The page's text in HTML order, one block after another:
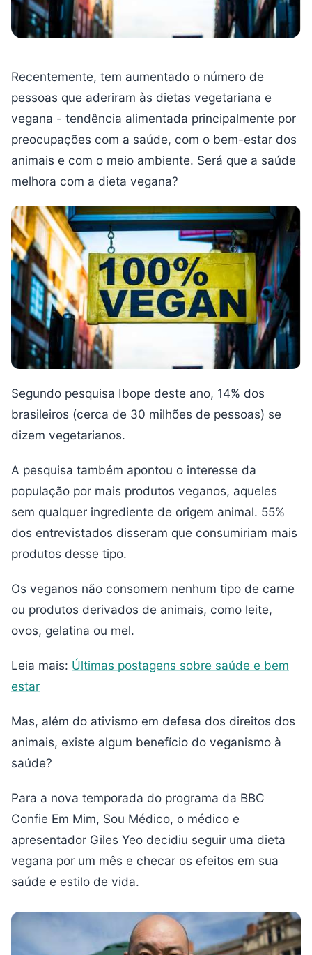
Recentemente, tem aumentado o número de
pessoas que aderiram às dietas vegetariana e
vegana - tendência alimentada principalmente por
preocupações com a saúde, com o bem-estar dos
animais e com o meio ambiente. Será que a saúde
melhora com a dieta vegana?
Segundo pesquisa Ibope deste ano, 14% dos
brasileiros (cerca de 30 milhões de pessoas) se
dizem vegetarianos.
A pesquisa também apontou o interesse da
população por mais produtos veganos, aqueles
sem qualquer ingrediente de origem animal. 55%
dos entrevistados disseram que consumiriam mais
produtos desse tipo.
Os veganos não consomem nenhum tipo de carne
ou produtos derivados de animais, como leite,
ovos, gelatina ou mel.
Leia mais: Últimas postagens sobre saúde e bem
estar
Mas, além do ativismo em defesa dos direitos dos
animais, existe algum benefício do veganismo à
saúde?
Para a nova temporada do programa da BBC
Confie Em Mim, Sou Médico, o médico e
apresentador Giles Yeo decidiu seguir uma dieta
vegana por um mês e checar os efeitos em sua
saúde e estilo de vida.